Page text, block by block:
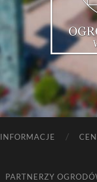
INFORMACJE
PARTNERZY